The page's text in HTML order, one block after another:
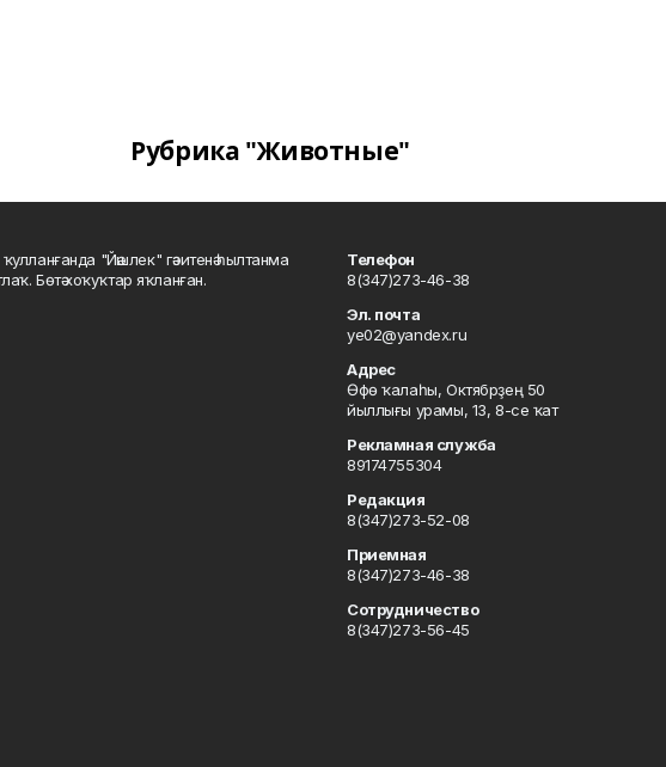
Рубрика "Животные"
ҡулланғанда "Йәшлек" гәзитенә һылтанма
Бөтә хоҡуҡтар яҡланған.
Телефон
8(347)273-46-38
Эл. почта
ye02@yandex.ru
Адрес
Өфө ҡалаһы, Октябрҙең 50
йыллығы урамы, 13, 8-се ҡат
Рекламная служба
89174755304
Редакция
8(347)273-52-08
Приемная
8(347)273-46-38
Сотрудничество
8(347)273-56-45